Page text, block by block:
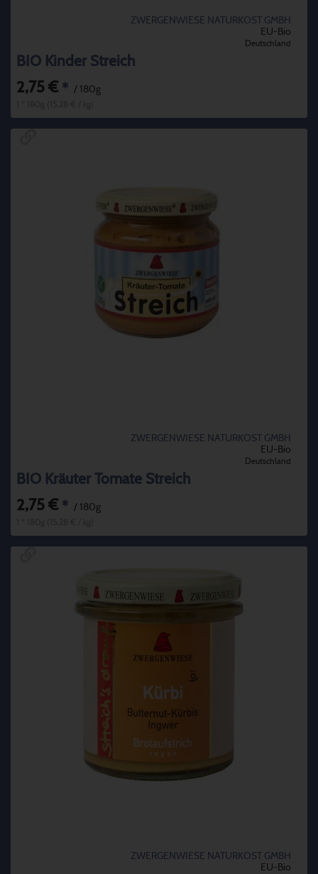
ZWERGENWIESE NATURKOST GMBH
EU-Bio
Deutschland
BIO Kinder Streich
2,75 € * / 180g
ZWERGENWIESE NATURKOST GMBH
EU-Bio
Deutschland
BIO Kräuter Tomate Streich
2,75 € * / 180g
ZWERGENWIESE NATURKOST GMBH
EU-Bio